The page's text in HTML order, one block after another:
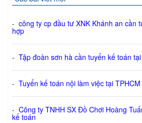
- công ty cp đầu tư XNK Khánh an cần
hợp
- Tập đoàn sơn hà cần tuyển kế toán
- Tuyển kế toán nội làm việc tại
- Công ty TNHH SX Đồ Chơi Hoàng
kế toán